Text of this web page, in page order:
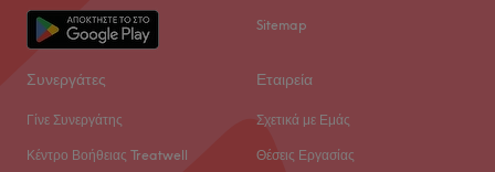
Sitemap
Συνεργάτες
Γίνε Συνεργάτης
Κέντρο Βοήθειας Treatwell
Εταιρεία
Σχετικά με Εμάς
Θέσεις Εργασίας